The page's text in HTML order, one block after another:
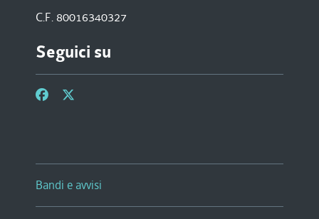
C.F. 80016340327
Seguici su
Bandi e avvisi